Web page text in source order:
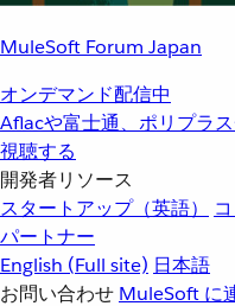
MuleSoft Forum Japan
オンデマンド配信中
Aflacや富士通、ポリプラ
視聴する
開発者リソース
スタートアップ（英語）
パートナー
English (Full site) 日本語
お問い合わせ MuleSoft に